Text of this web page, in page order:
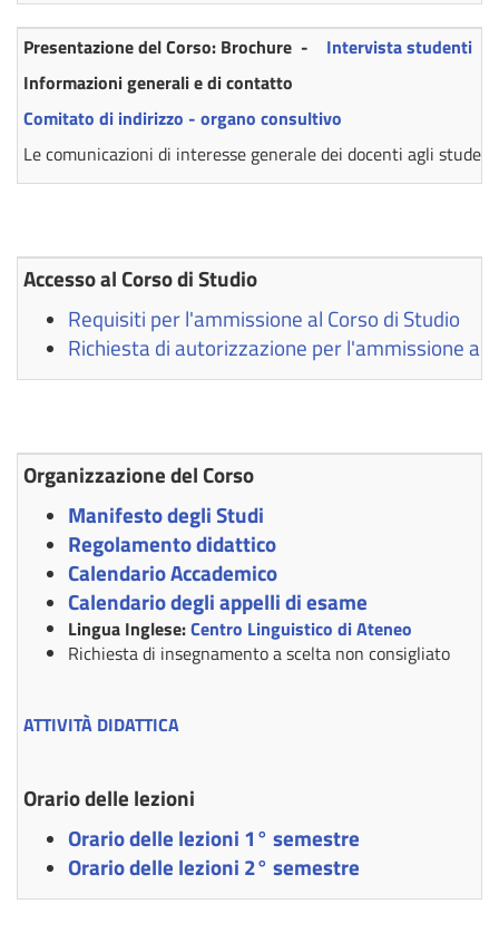
Presentazione del Corso: Brochure - Intervista studenti
Informazioni generali e di contatto
Comitato di indirizzo - organo consultivo
Le comunicazioni di interesse generale dei docenti agli
Accesso al Corso di Studio
Requisiti per l'ammissione al Corso di Studio
Richiesta di autorizzazione per l'ammissione al
Organizzazione del Corso
Manifesto degli Studi
Regolamento didattico
Calendario Accademico
Calendario degli appelli di esame
Lingua Inglese:Centro Linguistico di Ateneo
Richiesta di insegnamento a scelta non consigliato
ATTIVITÀ DIDATTICA
Orario delle lezioni
Orario delle lezioni 1° semestre
Orario delle lezioni 2° semestre